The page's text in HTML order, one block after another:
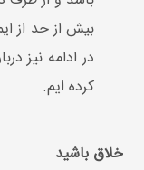
بیش از حد از
در ادامه نیز
کرده ایم.
خلاق باشید